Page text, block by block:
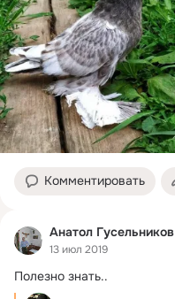
Комментировать
Анатол Гусельников
13 июл 2019
Полезно знать..